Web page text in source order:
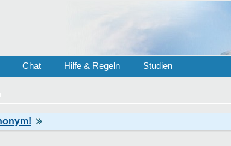
Chat Hilfe & Regeln Studien